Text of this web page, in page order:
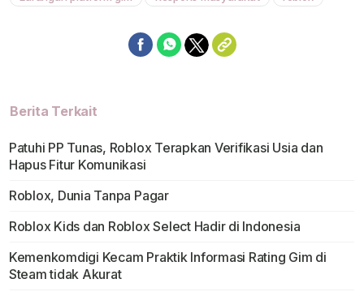
Berita Terkait
Patuhi PP Tunas, Roblox Terapkan Verifikasi Usia dan
Hapus Fitur Komunikasi
Roblox, Dunia Tanpa Pagar
Roblox Kids dan Roblox Select Hadir di Indonesia
Kemenkomdigi Kecam Praktik Informasi Rating Gim di
Steam tidak Akurat